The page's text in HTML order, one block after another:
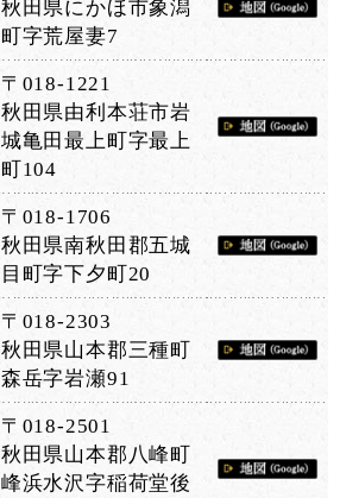
秋田県にかほ市象潟
町字荒屋妻7
〒018-1221
秋田県由利本荘市岩
城亀田最上町字最上
町104
〒018-1706
秋田県南秋田郡五城
目町字下夕町20
〒018-2303
秋田県山本郡三種町
森岳字岩瀬91
〒018-2501
秋田県山本郡八峰町
峰浜水沢字稲荷堂後